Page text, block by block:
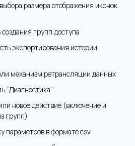
размера отображения иконок
групп доступа
экспортирования истории
механизм ретрансляции данных
“Диагностика”
новое действие (включение и
групп)
параметров в формате csv